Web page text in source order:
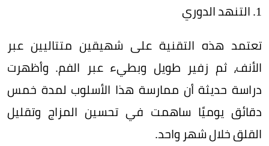
1. التنهد الدوري
تعتمد هذه التقنية على شهيقين متتاليين عبر
الأنف، ثم زفير طويل وبطيء عبر الفم. وأظهرت
دراسة حديثة أن ممارسة هذا الأسلوب لمدة خمس
دقائق يوميًا ساهمت في تحسين المزاج وتقليل
القلق خلال شهر واحد.